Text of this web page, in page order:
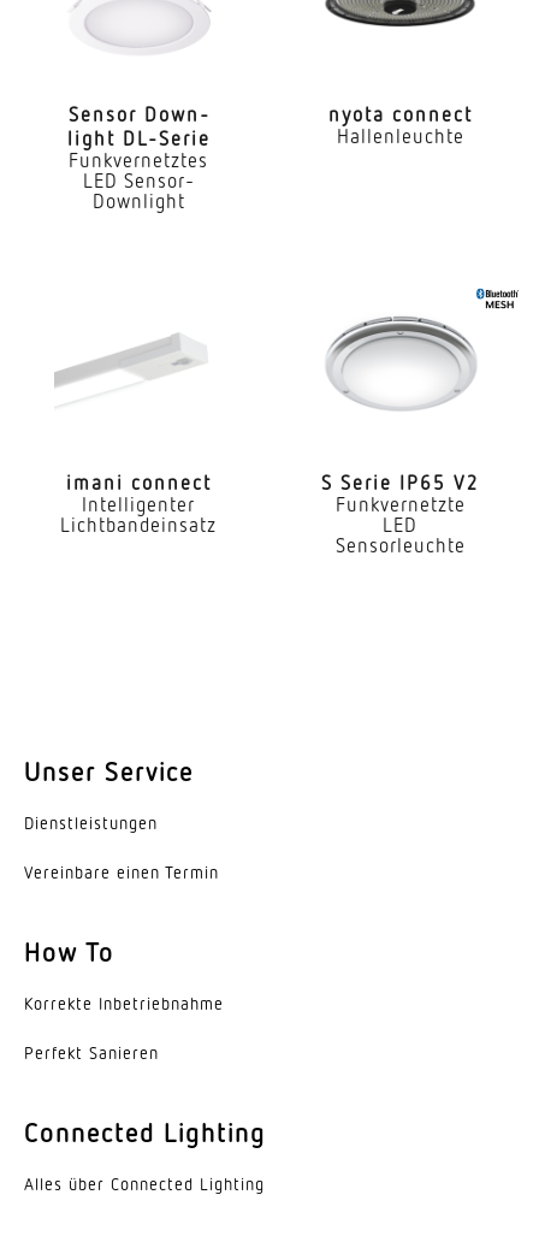
Mit Notlicht
Dimmung DALI
Farbabweichung LED
Farbwiedergabeindex CRI
80-89
Ja
Lebensdauer LED (25 °C)
IP20
Schutzklasse
Stahl
Sensor Down­
light DL-Serie
Funkvernetztes
LED Sensor-
Downlight
nyota connect
Hallenleuchte
imani connect
Intelligenter
Lichtbandeinsatz
S Serie IP65 V2
Funkvernetzte
LED
Sensorleuchte
Unser Service
Dienst­leis­tungen
Vereinbare einen Termin
How To
Korrekte Inbe­trieb­nahme
Perfekt Sanieren
Connected Lighting
Alles über Connected Lighting